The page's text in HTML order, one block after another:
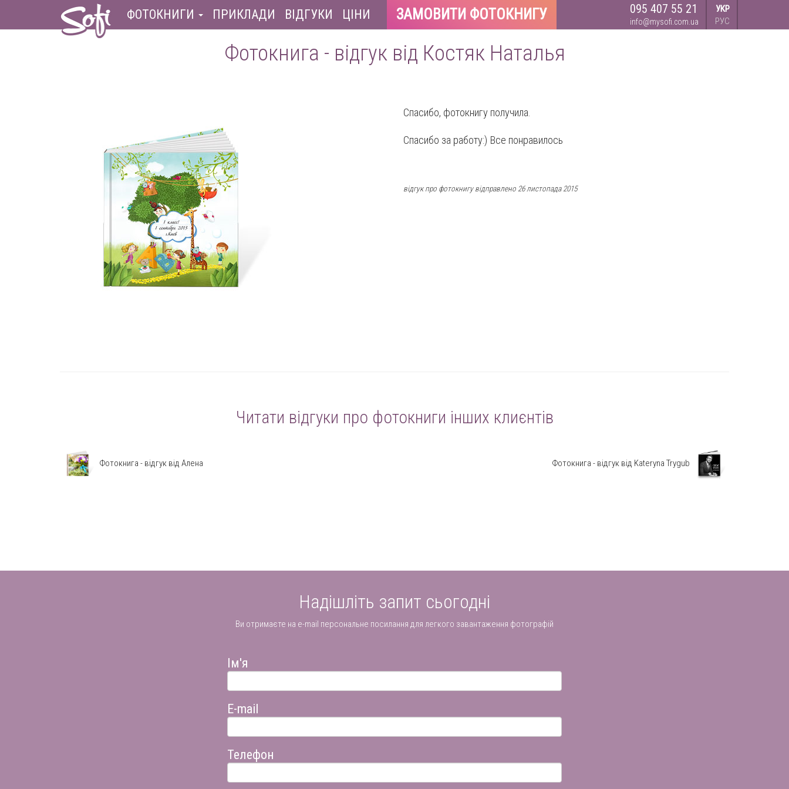
ФОТОКНИГИ ПРИКЛАДИ ВІДГУКИ ЦІНИ ЗАМОВИТИ ФОТОКНИГУ
УКР
РУС
095 407 55 21
info@mysofi.com.ua
Фотокнига - відгук від Костяк Наталья
Спасибо, фотокнигу получила.
Спасибо за работу:) Все понравилось
відгук про фотокнигу відправлено 26 листопада 2015
Читати відгуки про фотокниги інших клиєнтів
Фотокнига - відгук від Алена Фотокнига - відгук від Kateryna Trygub
Надішліть запит сьогодні
Ви отримаєте на e-mail персональне посилання для легкого завантаження фотографій
Ім'я
E-mail
Телефон